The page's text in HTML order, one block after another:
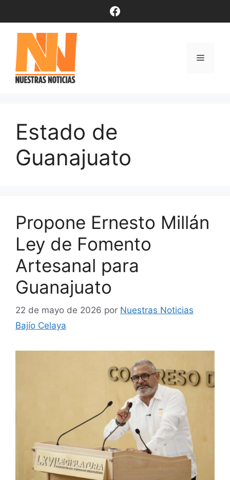
contenido
Facebook
Menú
Estado de
Guanajuato
Propone Ernesto Millán
Ley de Fomento
Artesanal para
Guanajuato
22 de mayo de 2026 por Nuestras Noticias
Bajío Celaya